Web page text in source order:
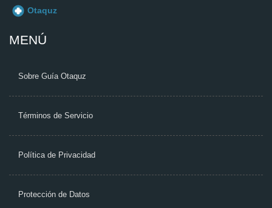
MENÚ
Sobre Guía Otaquz
Términos de Servicio
Política de Privacidad
Protección de Datos